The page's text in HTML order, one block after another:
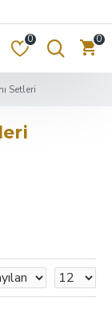
0 0
Setleri